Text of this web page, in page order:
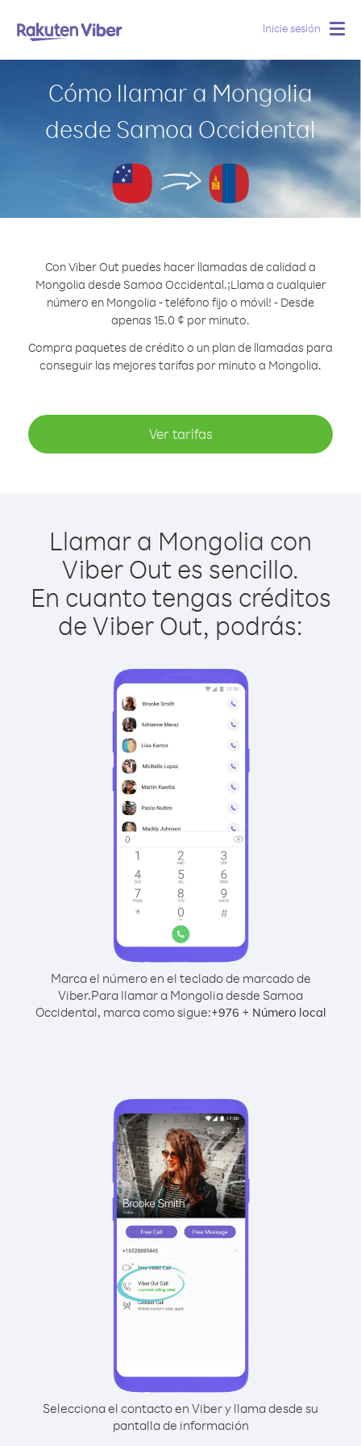
Inicie sesión
Cómo llamar a Mongolia
desde Samoa Occidental
Con Viber Out puedes hacer llamadas de calidad a
Mongolia desde Samoa Occidental.¡Llama a cualquier
número en Mongolia - teléfono fijo o móvil! - Desde
apenas 15.0 ¢ por minuto.
Compra paquetes de crédito o un plan de llamadas para
conseguir las mejores tarifas por minuto a Mongolia.
Ver tarifas
Llamar a Mongolia con
Viber Out es sencillo.
En cuanto tengas créditos
de Viber Out, podrás:
Marca el número en el teclado de marcado de
Viber.Para llamar a Mongolia desde Samoa
Occidental, marca como sigue:+976 + Número local
Selecciona el contacto en Viber y llama desde su
pantalla de información